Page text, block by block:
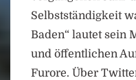
Selbstständigkeit
Baden“ lautet sein
und öffentlichen
Furore. Über